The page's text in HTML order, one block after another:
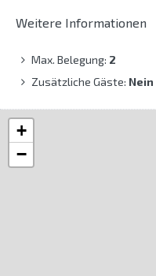
Weitere Informationen
Max. Belegung: 2
Zusätzliche Gäste: Nein
+
−